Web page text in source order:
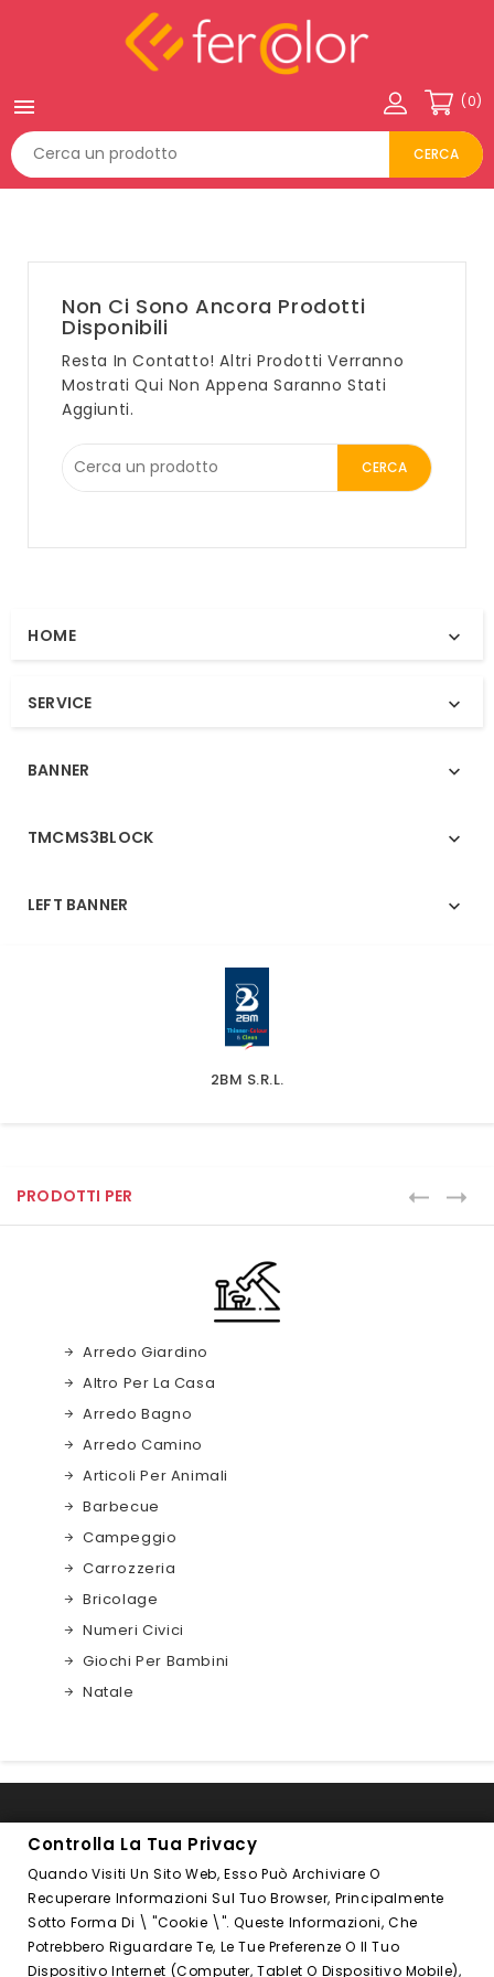
 (0)
CERCA
Non Ci Sono Ancora Prodotti
Disponibili
Resta In Contatto! Altri Prodotti Verranno
Mostrati Qui Non Appena Saranno Stati
Aggiunti.
CERCA
HOME 
SERVICE 
BANNER 
TMCMS3BLOCK 
LEFT BANNER 
2BM S.r.l.
PRODOTTI PER
Arredo Giardino
Altro Per La Casa
Arredo Bagno
Arredo Camino
Articoli Per Animali
Barbecue
Campeggio
Carrozzeria
Bricolage
Numeri Civici
Giochi Per Bambini
Natale
INFORMAZIONI NEGOZIO
FOLLOW US
PRODOTTI
Controlla La Tua Privacy
Quando Visiti Un Sito Web, Esso Può Archiviare O
Recuperare Informazioni Sul Tuo Browser, Principalmente
Sotto Forma Di \ "cookie \". Queste Informazioni, Che
Potrebbero Riguardare Te, Le Tue Preferenze O Il Tuo
Dispositivo Internet (computer, Tablet O Dispositivo Mobile),